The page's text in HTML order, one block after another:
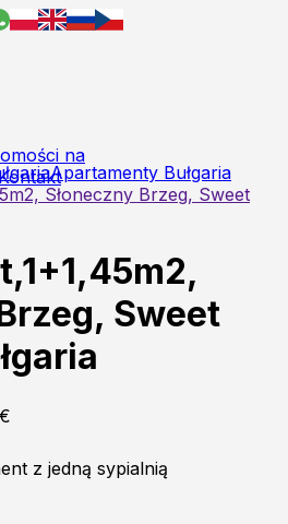
na
Apartamenty Bułgaria
Słoneczny Brzeg, Sweet
Sweet
z jedną sypialnią